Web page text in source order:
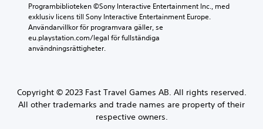
Programbiblioteken ©Sony Interactive Entertainment Inc., med
exklusiv licens till Sony Interactive Entertainment Europe.
Användarvillkor för programvara gäller, se
eu.playstation.com/legal för fullständiga
användningsrättigheter.
Copyright © 2023 Fast Travel Games AB. All rights reserved.
All other trademarks and trade names are property of their
respective owners.